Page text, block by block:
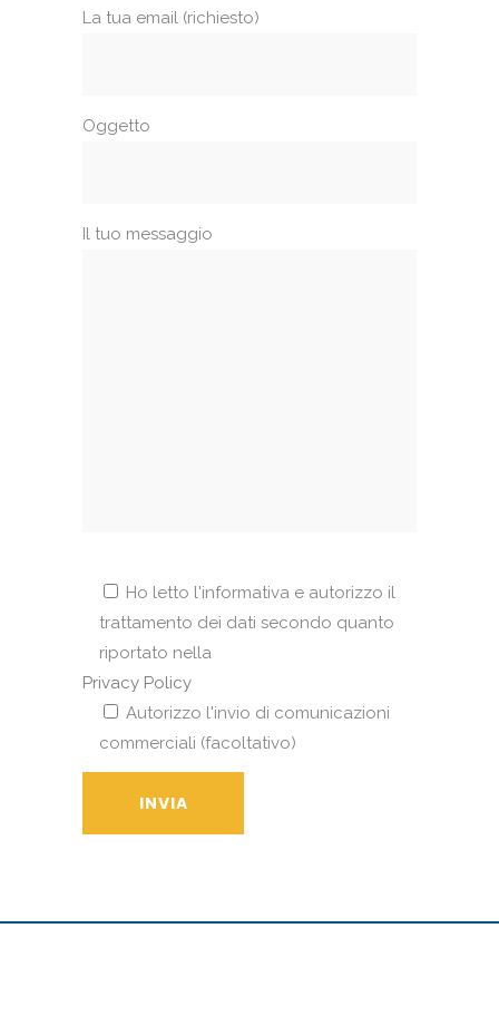
La tua email (richiesto)
Oggetto
Il tuo messaggio
Ho letto l'informativa e autorizzo il
trattamento dei dati secondo quanto
riportato nella
Privacy Policy
Autorizzo l'invio di comunicazioni
commerciali (facoltativo)